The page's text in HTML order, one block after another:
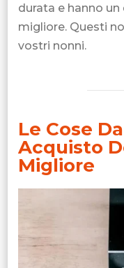
durata e hanno
migliore. Questi
vostri nonni.
Le Cose
Acquisto
Migliore